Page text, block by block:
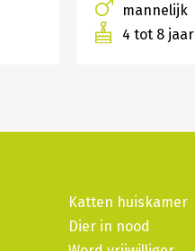
mannelijk
4 tot 8 jaar
Katten huiskamer
Dier in nood